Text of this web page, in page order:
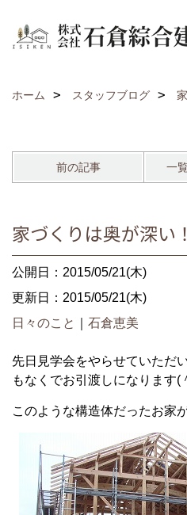
ホーム スタッフブログ
前の記事 一
家づくりは奥が深い
公開日：2015/05/21(木)
更新日：2015/05/21(木)
日々のこと
石倉恵美
先日見学会をやらせていただ
もなくでお引渡しになります
このような構造体だったお家